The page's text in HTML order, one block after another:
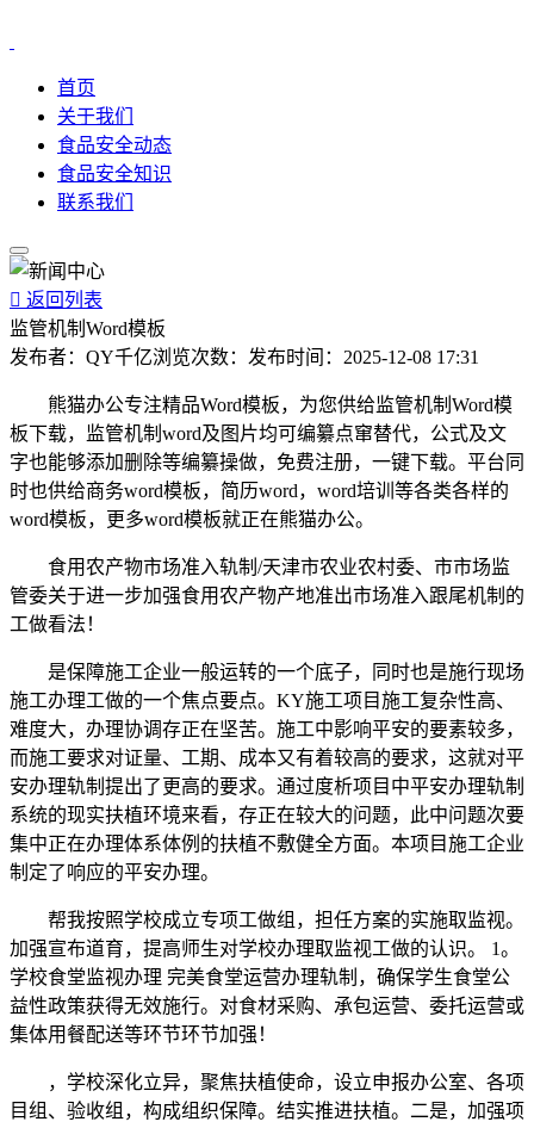
首页
关于我们
食品安全动态
食品安全知识
联系我们
 返回列表
监管机制Word模板
发布者： QY千亿浏览次数： 发布时间： 2025-12-08 17:31
熊猫办公专注精品Word模板，为您供给监管机制Word模
板下载，监管机制word及图片均可编纂点窜替代，公式及文
字也能够添加删除等编纂操做，免费注册，一键下载。平台同
时也供给商务word模板，简历word，word培训等各类各样的
word模板，更多word模板就正在熊猫办公。
食用农产物市场准入轨制/天津市农业农村委、市市场监
管委关于进一步加强食用农产物产地准出市场准入跟尾机制的
工做看法！
是保障施工企业一般运转的一个底子，同时也是施行现场
施工办理工做的一个焦点要点。KY施工项目施工复杂性高、
难度大，办理协调存正在坚苦。施工中影响平安的要素较多，
而施工要求对证量、工期、成本又有着较高的要求，这就对平
安办理轨制提出了更高的要求。通过度析项目中平安办理轨制
系统的现实扶植环境来看，存正在较大的问题，此中问题次要
集中正在办理体系体例的扶植不敷健全方面。本项目施工企业
制定了响应的平安办理。
帮我按照学校成立专项工做组，担任方案的实施取监视。
加强宣布道育，提高师生对学校办理取监视工做的认识。 1。
学校食堂监视办理 完美食堂运营办理轨制，确保学生食堂公
益性政策获得无效施行。对食材采购、承包运营、委托运营或
集体用餐配送等环节环节加强！
，学校深化立异，聚焦扶植使命，设立申报办公室、各项
目组、验收组，构成组织保障。结实推进扶植。二是，加强项